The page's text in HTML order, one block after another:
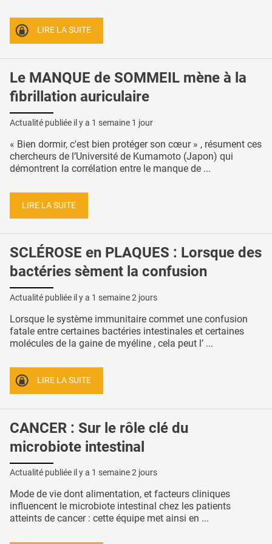
LIRE LA SUITE
Le MANQUE de SOMMEIL mène à la
fibrillation auriculaire
Actualité publiée il y a 1 semaine 1 jour
« Bien dormir, c'est bien protéger son cœur » , résument ces
chercheurs de l’Université de Kumamoto (Japon) qui
démontrent la corrélation entre le manque de ...
LIRE LA SUITE
SCLÉROSE en PLAQUES : Lorsque des
bactéries sèment la confusion
Actualité publiée il y a 1 semaine 2 jours
Lorsque le système immunitaire commet une confusion
fatale entre certaines bactéries intestinales et certaines
molécules de la gaine de myéline , cela peut l’ ...
LIRE LA SUITE
CANCER : Sur le rôle clé du
microbiote intestinal
Actualité publiée il y a 1 semaine 2 jours
Mode de vie dont alimentation, et facteurs cliniques
influencent le microbiote intestinal chez les patients
atteints de cancer : cette équipe met ainsi en ...